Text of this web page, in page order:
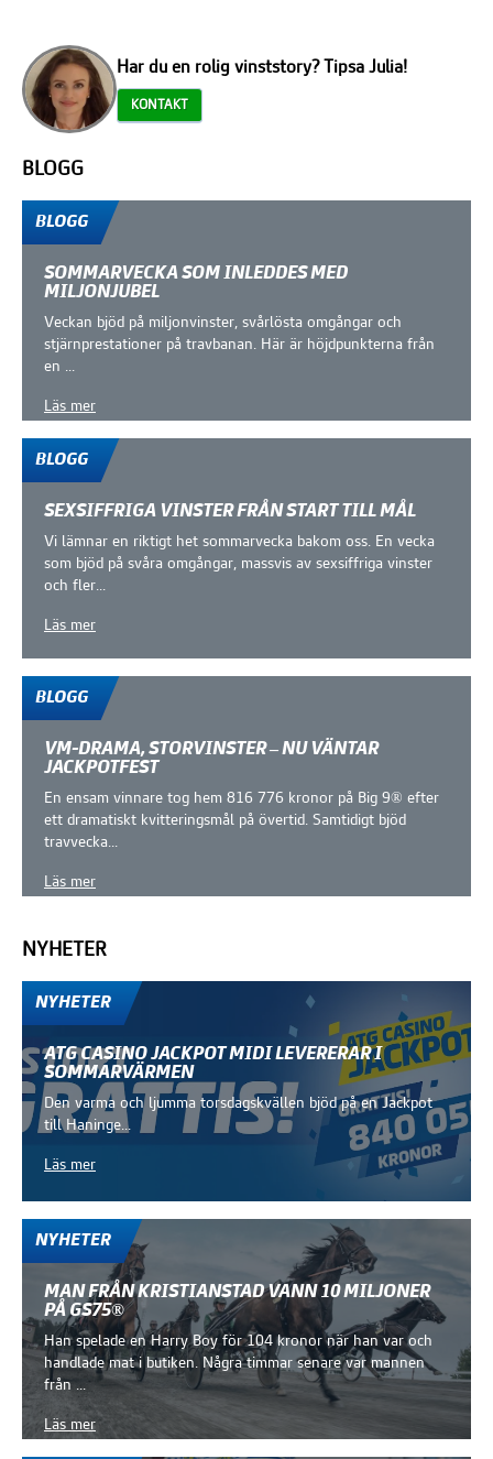
Har du en rolig vinststory? Tipsa Julia!
KONTAKT
BLOGG
BLOGG
SOMMARVECKA SOM INLEDDES MED
MILJONJUBEL
Veckan bjöd på miljonvinster, svårlösta omgångar och
stjärnprestationer på travbanan. Här är höjdpunkterna från
en ...
Läs mer
BLOGG
SEXSIFFRIGA VINSTER FRÅN START TILL MÅL
Vi lämnar en riktigt het sommarvecka bakom oss. En vecka
som bjöd på svåra omgångar, massvis av sexsiffriga vinster
och fler...
Läs mer
BLOGG
VM-DRAMA, STORVINSTER – NU VÄNTAR
JACKPOTFEST
En ensam vinnare tog hem 816 776 kronor på Big 9® efter
ett dramatiskt kvitteringsmål på övertid. Samtidigt bjöd
travvecka...
Läs mer
NYHETER
NYHETER
ATG CASINO JACKPOT MIDI LEVERERAR I
SOMMARVÄRMEN
Den varma och ljumma torsdagskvällen bjöd på en Jackpot
till Haninge...
Läs mer
NYHETER
MAN FRÅN KRISTIANSTAD VANN 10 MILJONER
PÅ GS75®
Han spelade en Harry Boy för 104 kronor när han var och
handlade mat i butiken. Några timmar senare var mannen
från ...
Läs mer